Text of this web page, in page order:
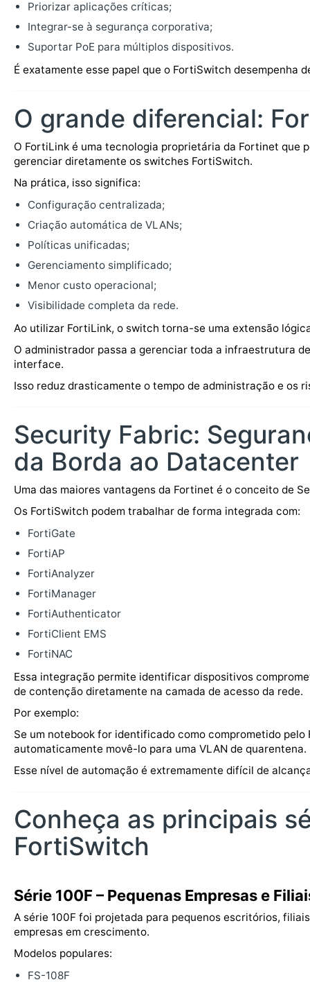
Priorizar aplicações críticas;
Integrar-se à segurança corporativa;
Suportar PoE para múltiplos dispositivos.
É exatamente esse papel que o FortiSwitch desempenha
O grande diferencial:
O FortiLink é uma tecnologia proprietária da Fortinet que
gerenciar diretamente os switches FortiSwitch.
Na prática, isso significa:
Configuração centralizada;
Criação automática de VLANs;
Políticas unificadas;
Gerenciamento simplificado;
Menor custo operacional;
Visibilidade completa da rede.
Ao utilizar FortiLink, o switch torna-se uma extensão
O administrador passa a gerenciar toda a infraestrutura
interface.
Isso reduz drasticamente o tempo de administração e os
Security Fabric:
da Borda ao Datacenter
Uma das maiores vantagens da Fortinet é o conceito de
Os FortiSwitch podem trabalhar de forma integrada com:
FortiGate
FortiAP
FortiAnalyzer
FortiManager
FortiAuthenticator
FortiClient EMS
FortiNAC
Essa integração permite identificar dispositivos
de contenção diretamente na camada de acesso da rede.
Por exemplo:
Se um notebook for identificado como comprometido
automaticamente movê-lo para uma VLAN de quarentena.
Esse nível de automação é extremamente difícil de
Conheça as principais
FortiSwitch
Série 100F – Pequenas Empresas e
A série 100F foi projetada para pequenos escritórios,
empresas em crescimento.
Modelos populares:
FS-108F